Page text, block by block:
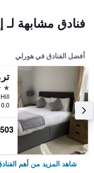
فنادق مشابهة
أفضل الفنادق في هورلي
4 نجوم
0.0 كيلومتر عن وسط المدينة
503 ﷼
شاهد المزيد من أهم